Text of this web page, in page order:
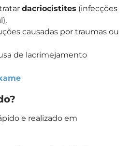
dacriocistites (infecções
causadas por traumas ou
de lacrimejamento
e realizado em